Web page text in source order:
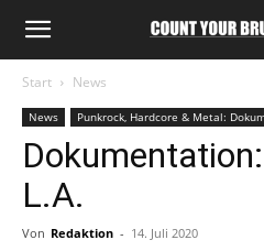
Start News
News Punkrock, Hardcore & Metal:
L.A.
Von Redaktion - 14. Juli 2020